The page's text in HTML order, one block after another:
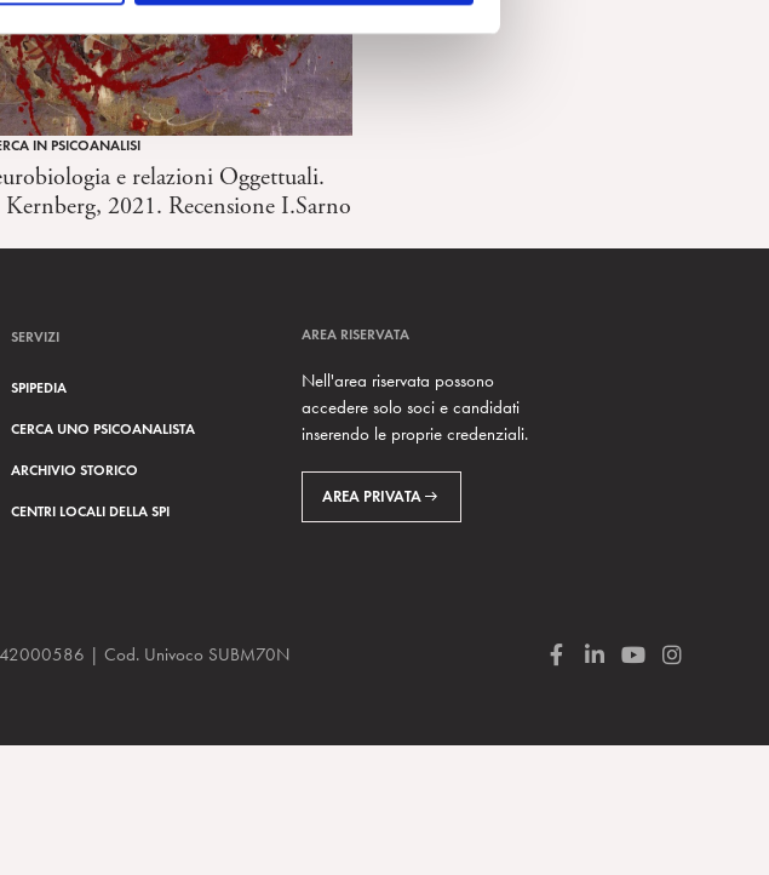
IN PSICOANALISI
e relazioni Oggettuali.
2021. Recensione I.Sarno
SERVIZI
SPIPEDIA
CERCA UNO PSICOANALISTA
ARCHIVIO STORICO
CENTRI LOCALI DELLA SPI
AREA RISERVATA
Nell'area riservata possono
accedere solo soci e candidati
inserendo le proprie credenziali.
AREA PRIVATA
| Cod. Univoco SUBM70N
F
L
Y
I